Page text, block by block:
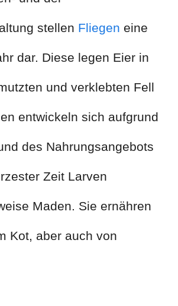
stellen Fliegen eine
dar. Diese legen Eier in
und verklebten Fell
entwickeln sich aufgrund
des Nahrungsangebots
Zeit Larven
Maden. Sie ernähren
Kot, aber auch von